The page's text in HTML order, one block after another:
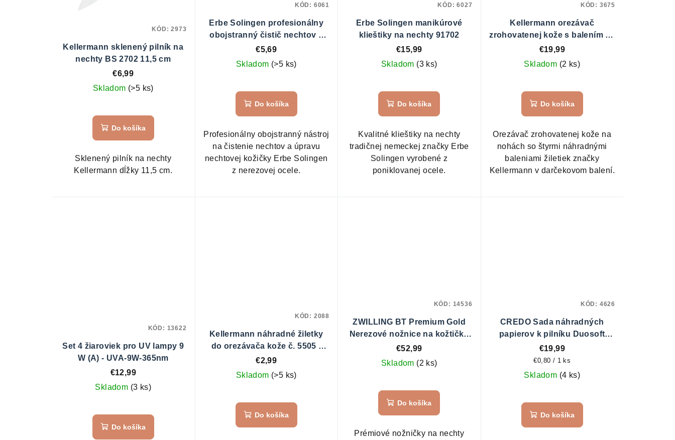
Kellermann sklenený pilník na
nechty BS 2702 11,5 cm
€6,99
Skladom (>5 ks)
Do košíka
Sklenený pilník na nechty
Kellermann dĺžky 11,5 cm.
KÓD:2973
Erbe Solingen profesionálny
obojstranný čistič nechtov a
zatlačovač kože 92464
€5,69
Skladom (>5 ks)
Do košíka
Profesionálny obojstranný nástroj
na čistenie nechtov a úpravu
nechtovej kožičky Erbe Solingen
z nerezovej ocele.
KÓD: 6061
Erbe Solingen manikúrové
klieštiky na nechty 91702
€15,99
Skladom (3 ks)
Do košíka
Kvalitné klieštiky na nechty
tradičnej nemeckej značky Erbe
Solingen vyrobené z
poniklovanej ocele.
KÓD:6027
Kellermann orezávač
zrohovatenej kože s balením 40
ks žiletiek HC 5506 SZ
€19,99
Skladom (2 ks)
hodnotenie
produktu
je
5,0
5
hviezdičiek.
Do košíka
Orezávač zrohovatenej kože na
nohách so štyrmi náhradnými
baleniami žiletiek značky
Kellermann v darčekovom balení.
KÓD: 3675
Set 4 žiaroviek pro UV lampy 9
W (A) - UVA-9W-365nm
€12,99
Skladom (3 ks)
Do košíka
KÓD: 13622
Kellermann náhradné žiletky
do orezávača kože č. 5505 -
balenie 10 ks
€2,99
Skladom (>5 ks)
Do košíka
KÓD: 2088
ZWILLING BT Premium Gold
Nerezové nožnice na kožtičku
v zlatej farbe č. 49521
€52,99
Skladom (2 ks)
Do košíka
Prémiové nožničky na nechty
KÓD: 14536
CREDO Sada náhradných
papierov k pilníku Duosoft
č.3451 - hrubé
€19,99
Jednotková
cena:
€0,80 / 1 ks
Skladom (4 ks)
Do košíka
KÓD: 4626